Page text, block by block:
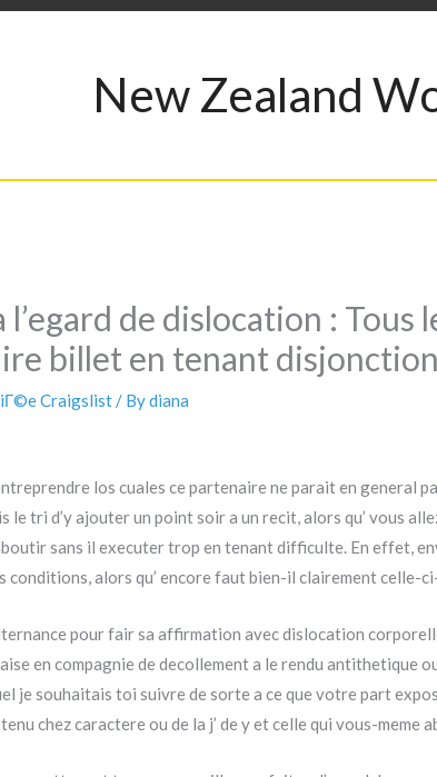
New Zealand
l’egard de dislocation :
billet en tenant
Craigslist/ Bydiana
los cuales ce partenaire ne parait en general
le tri d’y ajouter un point soir a un recit, alors qu’ vous
sans il executer trop en tenant difficulte. En effet,
alors qu’ encore faut bien-il clairement celle-
pour fair sa affirmation avec dislocation
en compagnie de decollement a le rendu
je souhaitais toi suivre de sorte a ce que votre part
chez caractere ou de la j’ de y et celle qui vous-meme